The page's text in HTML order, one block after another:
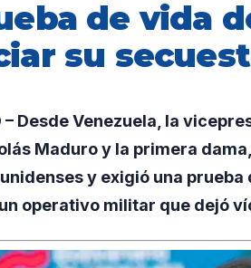
de vida
su
– Desde Venezuela, la
Maduro y la primera
y exigió una
operativo militar que dejó